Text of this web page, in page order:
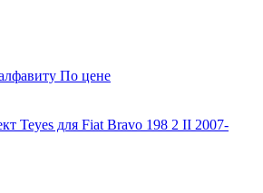
По цене
Teyes для Fiat Bravo 198 2 II 2007-